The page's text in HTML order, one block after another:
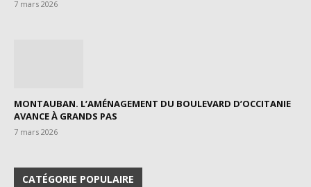
7 mars 2026
MONTAUBAN. L’AMÉNAGEMENT DU BOULEVARD D’OCCITANIE
AVANCE À GRANDS PAS
7 mars 2026
CATÉGORIE POPULAIRE